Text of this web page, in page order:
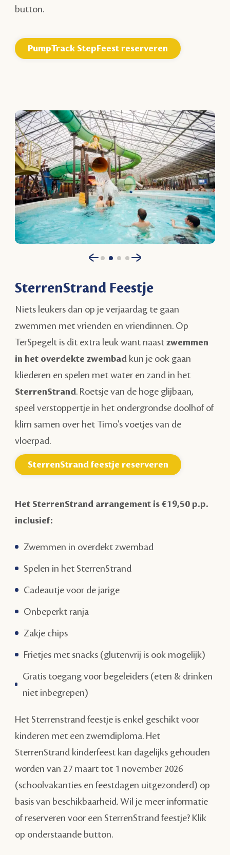
button.
PumpTrack StepFeest reserveren
SterrenStrand Feestje
Niets leukers dan op je verjaardag te gaan
zwemmen met vrienden en vriendinnen. Op
TerSpegelt is dit extra leuk want naastzwemmen
in het overdekte zwembad kun je ook gaan
kliederen en spelen met water en zand in het
SterrenStrand. Roetsje van de hoge glijbaan,
speel verstoppertje in het ondergrondse doolhof of
klim samen over het Timo's voetjes van de
vloerpad.
SterrenStrand feestje reserveren
Het SterrenStrand arrangement is €19,50 p.p.
inclusief:
Zwemmen in overdekt zwembad
Spelen in het SterrenStrand
Cadeautje voor de jarige
Onbeperkt ranja
Zakje chips
Frietjes met snacks (glutenvrij is ook mogelijk)
Gratis toegang voor begeleiders (eten & drinken
niet inbegrepen)
Het Sterrenstrand feestje is enkel geschikt voor
kinderen met een zwemdiploma. Het
SterrenStrand kinderfeest kan dagelijks gehouden
worden van 27 maart tot 1 november 2026
(schoolvakanties en feestdagen uitgezonderd) op
basis van beschikbaarheid. Wil je meer informatie
of reserveren voor een SterrenStrand feestje? Klik
op onderstaande button.